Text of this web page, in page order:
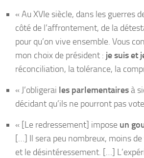
« Au XVIe siècle, dans les guerres
côté de l’affrontement, de la
pour qu’on vive ensemble. Vous
mon choix de président : je suis et
réconciliation, la tolérance, la
« J’obligerai les parlementairesà
décidant qu’ils ne pourront pas
« [Le redressement] impose un
[…] Il sera peu nombreux, moins
et le désintéressement. […]